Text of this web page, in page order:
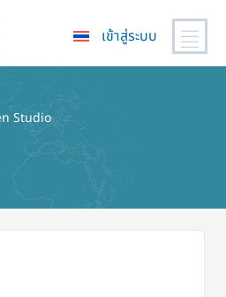
เข้าสู่ระบบ
Studio